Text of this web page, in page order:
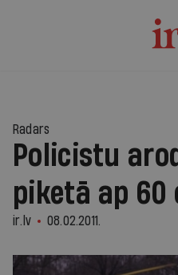
Radars
Policistu
piketā ap 60
ir.lv 08.02.2011.